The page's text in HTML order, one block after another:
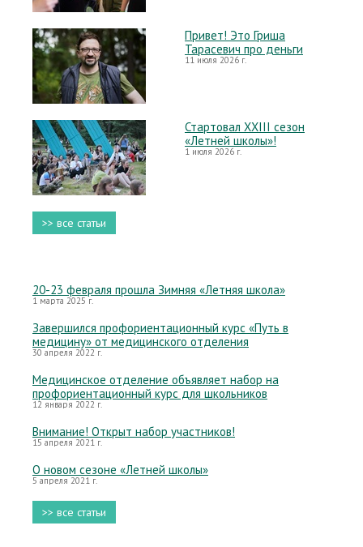
Привет! Это Гриша
Тарасевич про деньги
11 июля 2026 г.
Стартовал XXIII сезон
«Летней школы»!
1 июля 2026 г.
>> все статьи
20-23 февраля прошла Зимняя «Летняя школа»
1 марта 2025 г.
Завершился профориентационный курс «Путь в
медицину» от медицинского отделения
30 апреля 2022 г.
Медицинское отделение объявляет набор на
профориентационный курс для школьников
12 января 2022 г.
Внимание! Открыт набор участников!
15 апреля 2021 г.
О новом сезоне «Летней школы»
5 апреля 2021 г.
>> все статьи